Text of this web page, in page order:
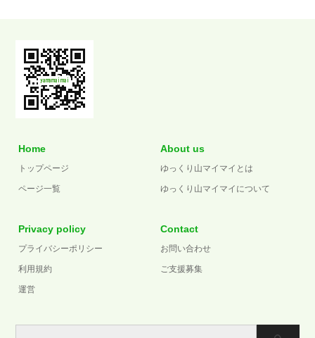
Home
トップページ
ページ一覧
About us
ゆっくり山マイマイとは
ゆっくり山マイマイについて
Privacy policy
プライバシーポリシー
利用規約
運営
Contact
お問い合わせ
ご支援募集